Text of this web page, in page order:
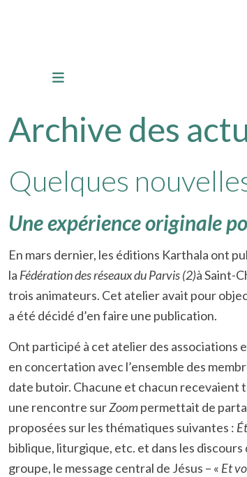
Archive des
Quelques
Une expérience originale
En mars dernier, les éditions Karthala ont
la Fédérationdes réseaux du Parvis(2)à Saint-
trois animateurs. Cet atelier avait pour
a été décidé d’en faire une publication.
Ont participé à cet atelier des associations
en concertation avec l’ensemble des
date butoir. Chacune et chacun recevaient
une rencontre surZoompermettait de
proposées sur les thématiques suivantes :
biblique, liturgique, etc. et dans les discours
groupe, le message central de Jésus – « Et